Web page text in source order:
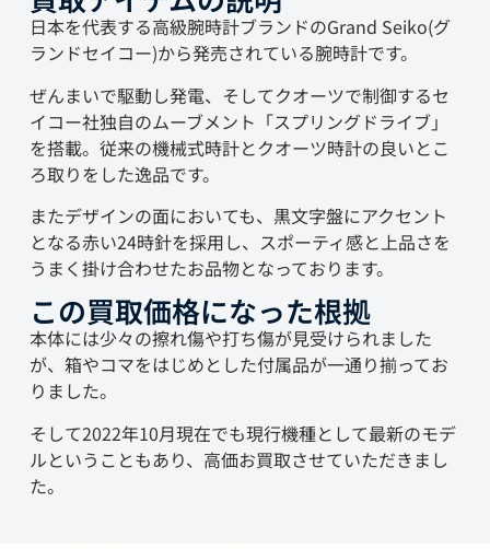
日本を代表する高級腕時計ブランドのGrand Seiko(グ
ランドセイコー)から発売されている腕時計です。
ぜんまいで駆動し発電、そしてクオーツで制御するセ
イコー社独自のムーブメント「スプリングドライブ」
を搭載。従来の機械式時計とクオーツ時計の良いとこ
ろ取りをした逸品です。
またデザインの面においても、黒文字盤にアクセント
となる赤い24時針を採用し、スポーティ感と上品さを
うまく掛け合わせたお品物となっております。
この買取価格になった根拠
本体には少々の擦れ傷や打ち傷が見受けられました
が、箱やコマをはじめとした付属品が一通り揃ってお
りました。
そして2022年10月現在でも現行機種として最新のモデ
ルということもあり、高価お買取させていただきまし
た。